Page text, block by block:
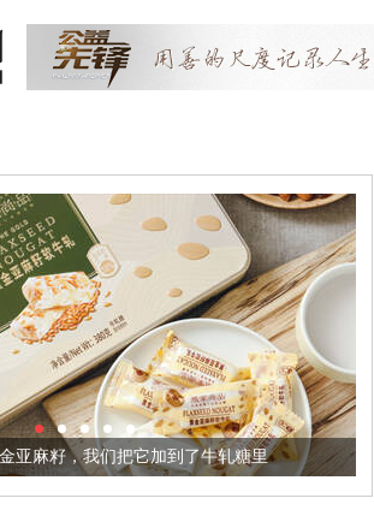
把它加到了牛轧糖里 被列入佛家七